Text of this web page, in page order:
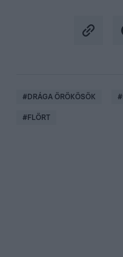
#DRÁGA ÖRÖKÖSÖK #
#FLÖRT